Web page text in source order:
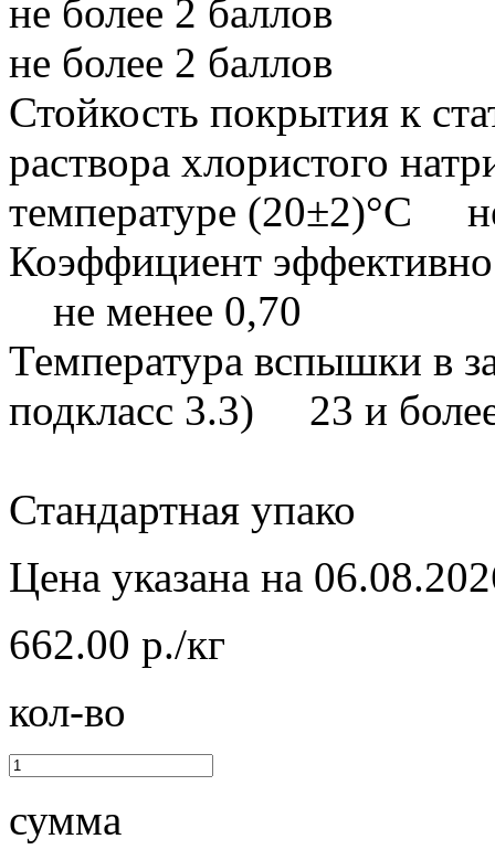
не более 2 баллов
не более 2 баллов
Стойкость покрытия к
раствора хлористого
температуре (20±2)°С
Коэффициент
не менее 0,70
Температура вспышки в
подкласс 3.3) 23 и
Стандартная упако
Цена указана на
662.00 р./кг
кол-во
сумма